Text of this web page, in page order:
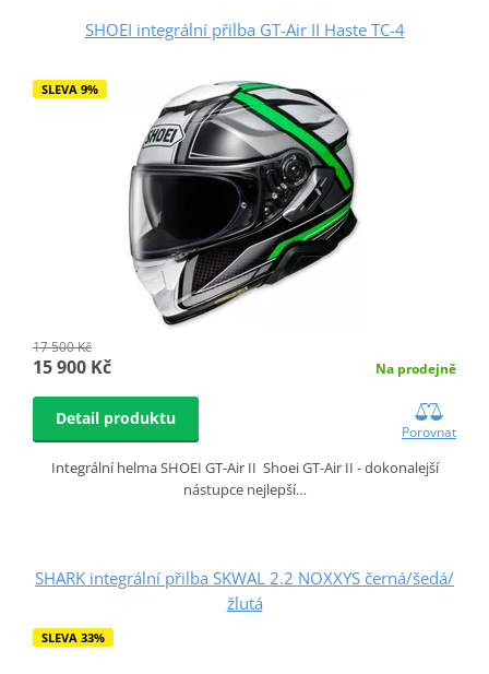
SHOEI integrální přilba GT-Air II Haste TC-4
SLEVA 9%
17 500 Kč
15 900 Kč Na prodejně
Detail produktu
Porovnat
Integrální helma SHOEI GT-Air II Shoei GT-Air II - dokonalejší
nástupce nejlepší…
SHARK integrální přilba SKWAL 2.2 NOXXYS černá/šedá/
žlutá
SLEVA 33%